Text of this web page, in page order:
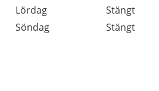
Lördag
Stängt
Söndag
Stängt